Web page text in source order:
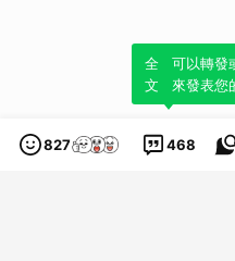
827 468
全新體驗！一
文來輕鬆表達
可以轉發
來發表您